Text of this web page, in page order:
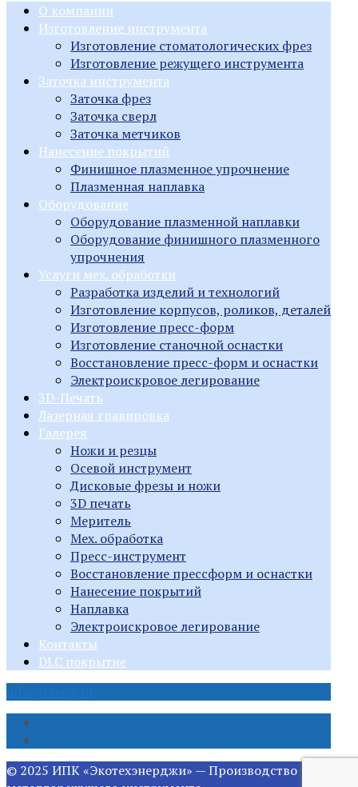
О компании
Изготовление инструмента
Изготовление стоматологических фрез
Изготовление режущего инструмента
Заточка инструмента
Заточка фрез
Заточка сверл
Заточка метчиков
Нанесение покрытий
Финишное плазменное упрочнение
Плазменная наплавка
Оборудование
Оборудование плазменной наплавки
Оборудование финишного плазменного
упрочнения
Услуги мех. обработки
Разработка изделий и технологий
Изготовление корпусов, роликов, деталей
Изготовление пресс-форм
Изготовление станочной оснастки
Восстановление пресс-форм и оснастки
Электроискровое легирование
3D-Печать
Лазерная гравировка
Галерея
Ножи и резцы
Осевой инструмент
Дисковые фрезы и ножи
3D печать
Меритель
Мех. обработка
Пресс-инструмент
Восстановление прессформ и оснастки
Нанесение покрытий
Наплавка
Электроискровое легирование
Контакты
DLC покрытие
© 2025 ИПК «Экотехэнерджи» — Производство